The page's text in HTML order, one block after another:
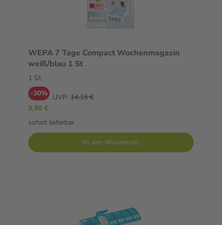
WEPA 7 Tage Compact Wochenmagazin
weiß/blau 1 St
1 St
-30% UVP: 14,15 €
9,88 €
sofort lieferbar
In den Warenkorb